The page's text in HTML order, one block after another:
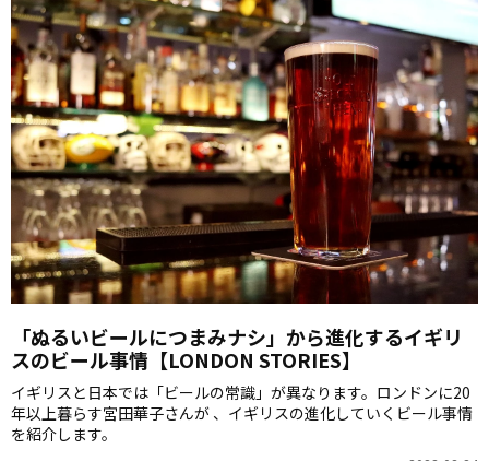
「ぬるいビールにつまみナシ」から進化するイギリ
スのビール事情【LONDON STORIES】
イギリスと日本では「ビールの常識」が異なります。ロンドンに20
年以上暮らす宮田華子さんが 、イギリスの進化していくビール事情
を紹介します。